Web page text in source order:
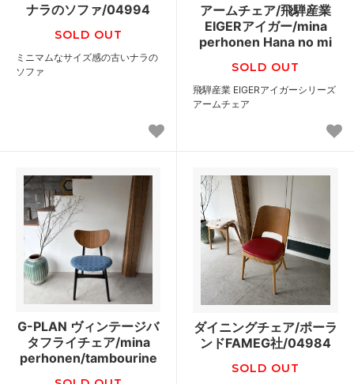
ナラのソファ/04994
SOLD OUT
ミニマムなサイズ感の古いナラの
ソファ
アームチェア/飛騨産業
EIGERアイガー/mina
perhonen Hana no mi
SOLD OUT
飛騨産業 EIGERアイガーシリーズ
アームチェア
G-PLAN ヴィンテージバ
タフライチェア/mina
perhonen/tambourine
ダイニングチェア/ポーラ
ンドFAMEG社/04984
SOLD OUT